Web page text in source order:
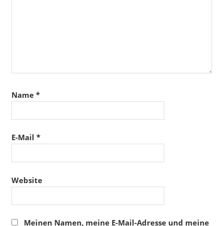
Name *
E-Mail *
Website
Meinen Namen, meine E-Mail-Adresse und meine